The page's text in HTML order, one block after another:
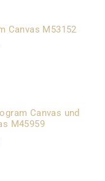
Canvas M53152
Canvas und
M45959